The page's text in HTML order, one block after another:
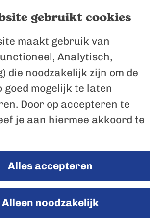
gebruikt cookies
maakt gebruik van
Analytisch,
die noodzakelijk zijn om de
goed mogelijk te laten
Door op accepteren te
je aan hiermee akkoord te
Alles accepteren
Alleen noodzakelijk
K
a
r
t
Z
e
k
e
n
e
n
u
Het Biesbosch
Poort naar de
Biesbosch
Bertus de
In de regio
Het
De Efteling
Breda
Oosterhout